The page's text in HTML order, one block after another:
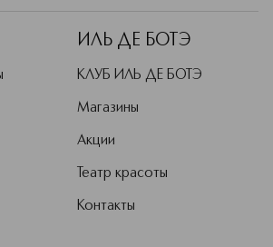
ИЛЬ ДЕ БОТЭ
КЛУБ ИЛЬ ДЕ БОТЭ
Магазины
Акции
Театр красоты
Контакты